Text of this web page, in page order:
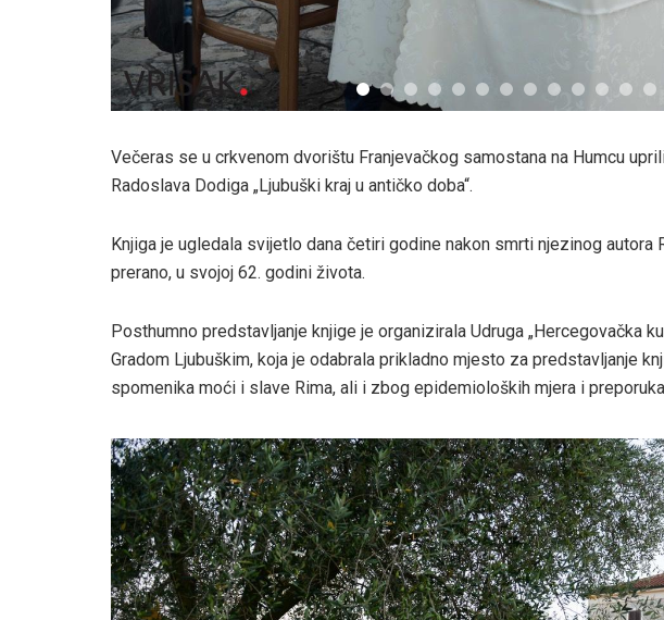
Večeras se u crkvenom dvorištu Franjevačkog samostana na Humcu
Radoslava Dodiga „Ljubuški kraj u antičko doba“.
Knjiga je ugledala svijetlo dana četiri godine nakon smrti njezinog autora
prerano, u svojoj 62. godini života.
Posthumno predstavljanje knjige je organizirala Udruga „Hercegovačka
Gradom Ljubuškim, koja je odabrala prikladno mjesto za predstavljanje
spomenika moći i slave Rima, ali i zbog epidemioloških mjera i